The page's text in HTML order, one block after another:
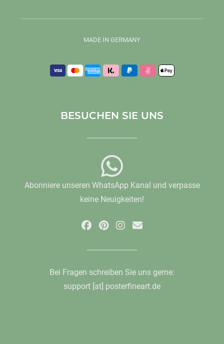
MADE IN GERMANY
BESUCHEN SIE UNS
Abonniere unseren WhatsApp Kanal und verpasse
keine Neuigkeiten!
Bei Fragen schreiben Sie uns gerne:
support [at] posterfineart.de